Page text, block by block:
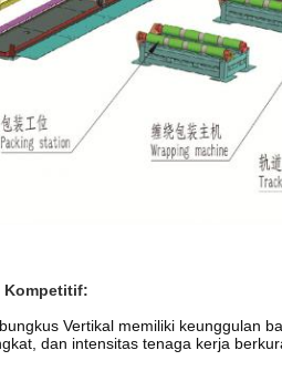
Kompetitif:
Vertikal memiliki keunggulan
dan intensitas tenaga kerja